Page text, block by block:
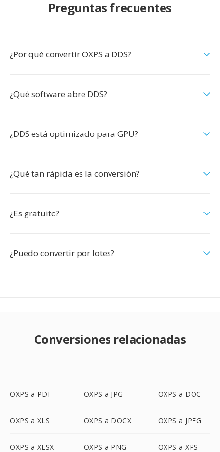
Preguntas frecuentes
¿Por qué convertir OXPS a DDS?
¿Qué software abre DDS?
¿DDS está optimizado para GPU?
¿Qué tan rápida es la conversión?
¿Es gratuito?
¿Puedo convertir por lotes?
Conversiones relacionadas
OXPS a PDF OXPS a JPG OXPS a DOC
OXPS a XLS OXPS a DOCX OXPS a JPEG
OXPS a XLSX OXPS a PNG OXPS a XPS